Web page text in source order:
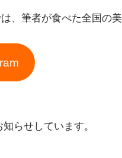
、筆者が食べた全国の
らせしています。